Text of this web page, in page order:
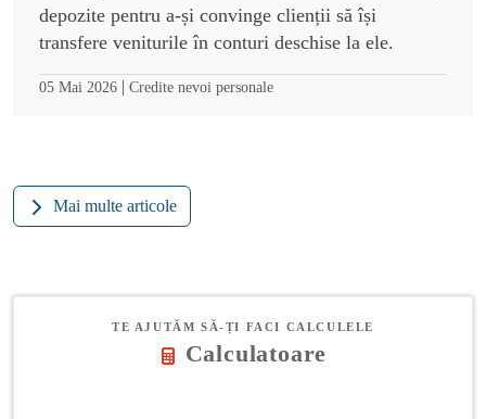
depozite pentru a-și convinge clienții să își
transfere veniturile în conturi deschise la ele.
05 Mai 2026 | Credite nevoi personale
Mai multe articole
TE AJUTĂM SĂ-ȚI FACI CALCULELE
Calculatoare